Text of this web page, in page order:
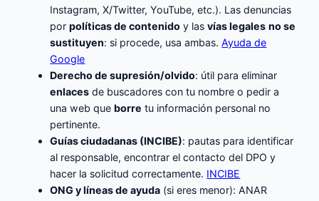
Instagram, X/Twitter, YouTube, etc.). Las denuncias
porpolíticas de contenido y lasvías legales no se
sustituyen: si procede, usa ambas.Ayuda de
Google
Derecho de supresión/olvido: útil para eliminar
enlaces de buscadores con tu nombre o pedir a
una web queborre tu información personal no
pertinente.
Guías ciudadanas (INCIBE): pautas para identificar
al responsable, encontrar el contacto del DPO y
hacer la solicitud correctamente. INCIBE
ONG y líneas de ayuda (si eres menor): ANAR